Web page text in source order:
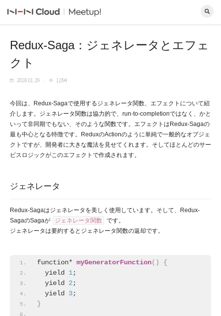
Redux-Saga：ジェネレータとエフェ
クト
2018.01.29 1,094
今回は、Redux-Sagaで使用するジェネレータ関数、エフェクトについて紹
介します。ジェネレータ関数は協力的で、run-to-completionではなく、かと
いって非同期でもない、そのような関数です。エフェクトはRedux-Sagaの
最も中心となる特徴です。ReduxのActionのように単純で一般的なオブジェ
クトですが、開発者に大きな魔法を見せてくれます。そしてほとんどのサー
ビスロジックがこのエフェクトで作成されます。
ジェネレータ
Redux-Sagaはジェネレータを美しく使用しています。そして、Redux-
SagaのSagaが
ジェネレータ関数
です。
ジェネレータは要約するとジェネレータ関数の返却です。
function* myGeneratorFunction( )
{
  yield
1;
  yield
2;
  yield
3;
}